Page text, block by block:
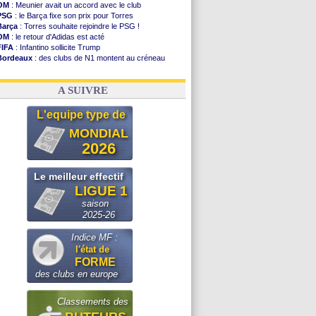
: Meunier avait un accord avec le club
: le Barça fixe son prix pour Torres
: Torres souhaite rejoindre le PSG !
: le retour d'Adidas est acté
: Infantino sollicite Trump
: des clubs de N1 montent au créneau
: le démenti de Leipzig pour Diomandé
A SUIVRE
L'equipe type de
MONDIAL
2026
Le meilleur effectif
LIGUE 1
saison
2025-26
Indice MF :
l'état de
FORME
des clubs en europe
Classements des